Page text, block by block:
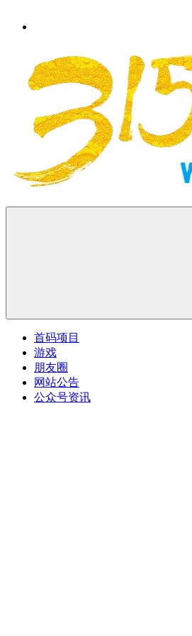
首码项目
游戏
朋友圈
网站公告
公众号资讯